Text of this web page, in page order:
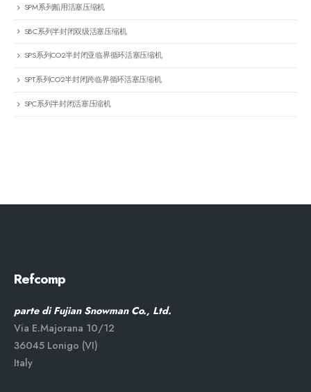
SPM系列船用活塞压缩机
SBC系列半封闭双级活塞压缩机
SPS系列CO2半封闭亚临界循环活塞压缩机
SPT系列CO2半封闭跨临界循环活塞压缩机
SPC系列半封闭活塞压缩机
Refcomp
parte di Fujian Snowman Co., Ltd.
Via E.Majorana 10/12
36045 Lonigo (VI)
Italy